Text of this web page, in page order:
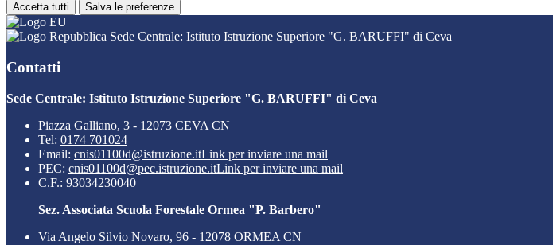
Accetta tutti Salva le preferenze
Sede Centrale: Istituto Istruzione Superiore "G. BARUFFI" di Ceva
Contatti
Sede Centrale: Istituto Istruzione Superiore "G. BARUFFI" di Ceva
Piazza Galliano, 3 - 12073 CEVA CN
Tel: 0174 701024
Email: cnis01100d@istruzione.itLink per inviare una mail
PEC: cnis01100d@pec.istruzione.itLink per inviare una mail
C.F.: 93034230040
Sez. Associata Scuola Forestale Ormea "P. Barbero"
Via Angelo Silvio Novaro, 96 - 12078 ORMEA CN